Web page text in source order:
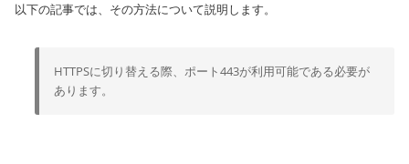
以下の記事では、その方法について説明します。
HTTPSに切り替える際、ポート443が利用可能である必要が
あります。